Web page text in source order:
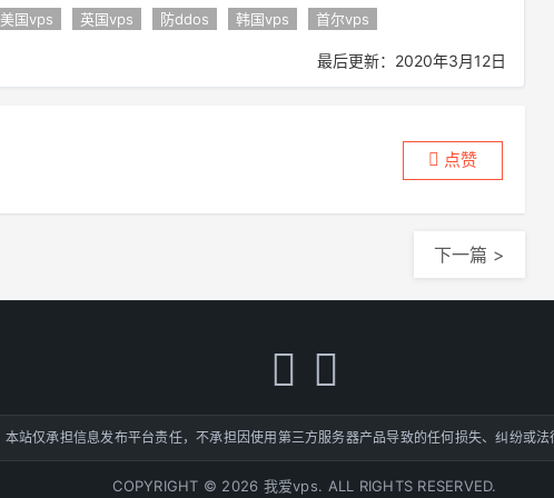
美国vps 英国vps 防ddos 韩国vps 首尔vps
最后更新：2020年3月12日
点赞
下一篇 >
本站仅承担信息发布平台责任，不承担因使用第三方服务器产品导致的任何损失、纠纷或法
COPYRIGHT © 2026 我爱vps. ALL RIGHTS RESERVED.